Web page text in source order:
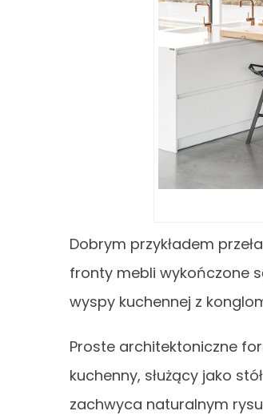
Dobrym przykładem
fronty mebli wykończone
wyspy kuchennej z
Proste architektoniczne
kuchenny, służący jako
zachwyca naturalnym